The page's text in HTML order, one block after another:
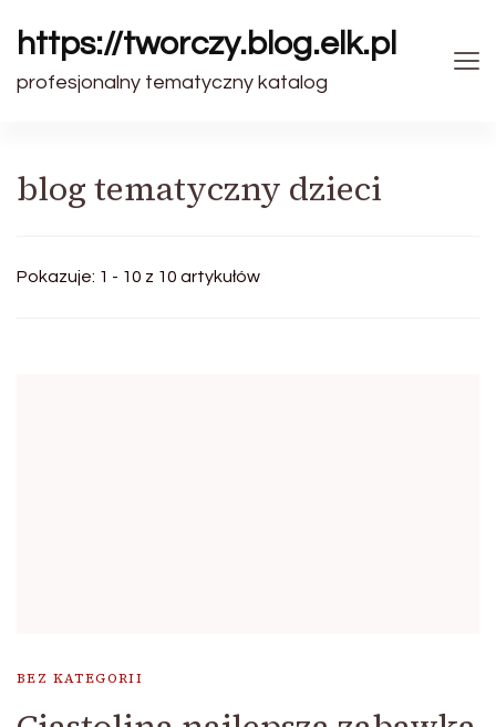
https://tworczy.blog.elk.pl
profesjonalny tematyczny katalog
blog tematyczny dzieci
Pokazuje: 1 - 10 z 10 artykułów
BEZ KATEGORII